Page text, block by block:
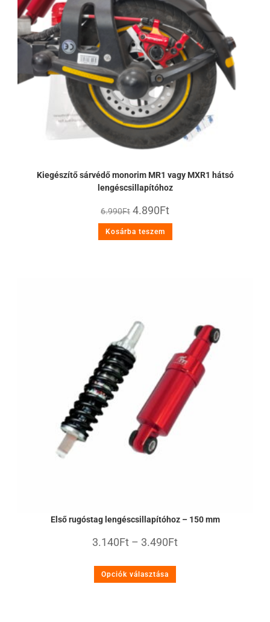
Kiegészítő sárvédő monorim MR1 vagy MXR1 hátsó
lengéscsillapítóhoz
6.990Ft 4.890Ft
Kosárba teszem
Első rugóstag lengéscsillapítóhoz – 150 mm
3.140Ft – 3.490Ft
Opciók választása